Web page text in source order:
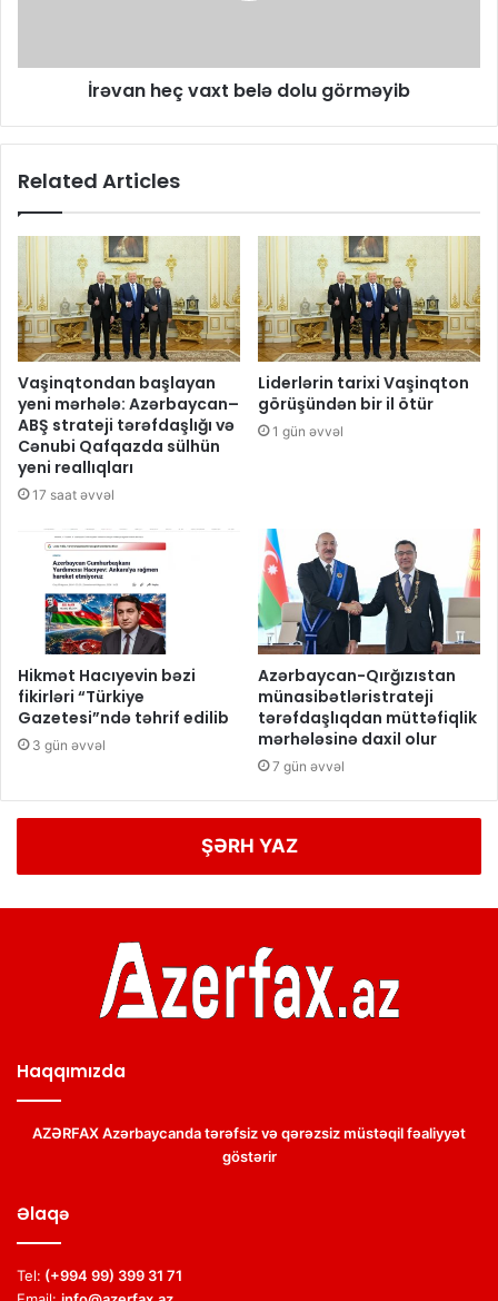
İrəvan heç vaxt belə dolu görməyib
Related Articles
Vaşinqtondan başlayan
yeni mərhələ: Azərbaycan–
ABŞ strateji tərəfdaşlığı və
Cənubi Qafqazda sülhün
yeni reallıqları
17 saat əvvəl
Liderlərin tarixi Vaşinqton
görüşündən bir il ötür
1 gün əvvəl
Hikmət Hacıyevin bəzi
fikirləri “Türkiye
Gazetesi”ndə təhrif edilib
3 gün əvvəl
Azərbaycan-Qırğızıstan
münasibətləristrateji
tərəfdaşlıqdan müttəfiqlik
mərhələsinə daxil olur
7 gün əvvəl
ŞƏRH YAZ
Haqqımızda
AZƏRFAX Azərbaycanda tərəfsiz və qərəzsiz müstəqil fəaliyyət
göstərir
Əlaqə
Tel: (+994 99) 399 31 71